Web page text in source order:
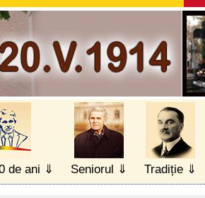
de ani Seniorul Tradiție